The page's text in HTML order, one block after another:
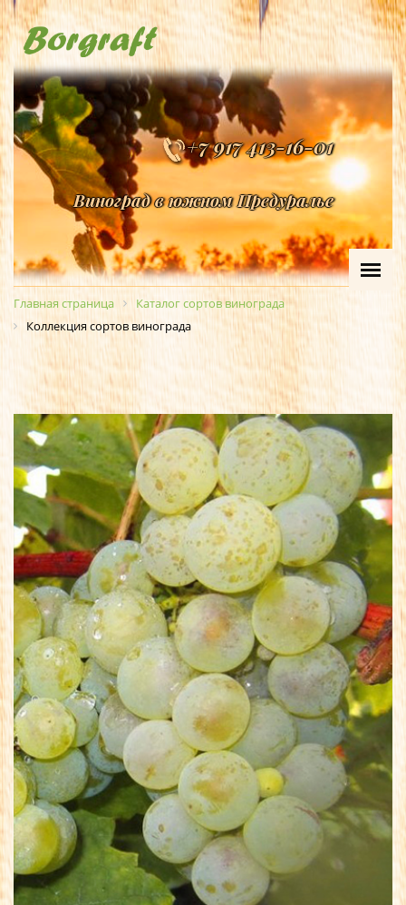
+7 917 413-16-01
Виноград в южном Предуралье
Главная страница
Каталог сортов винограда
Коллекция сортов винограда